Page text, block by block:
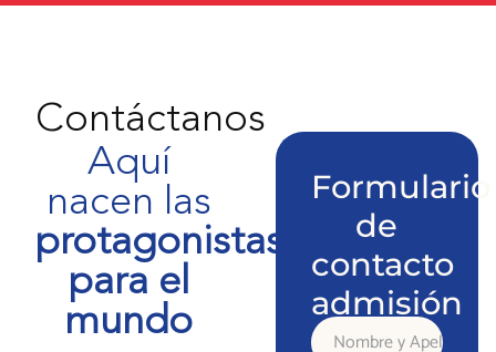
Contáctanos
Aquí
nacen las
protagonistas
para el
mundo
Formulario
de
contacto
admisión
Nombre